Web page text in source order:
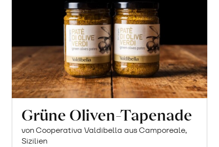
Grüne Oliven-Tapenade
von Cooperativa Valdibella aus Camporeale,
Sizilien